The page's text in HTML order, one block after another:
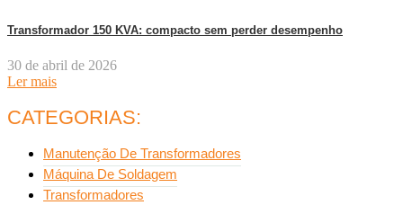
Transformador 150 KVA: compacto sem perder desempenho
30 de abril de 2026
Ler mais
CATEGORIAS:
Manutenção De Transformadores
Máquina De Soldagem
Transformadores